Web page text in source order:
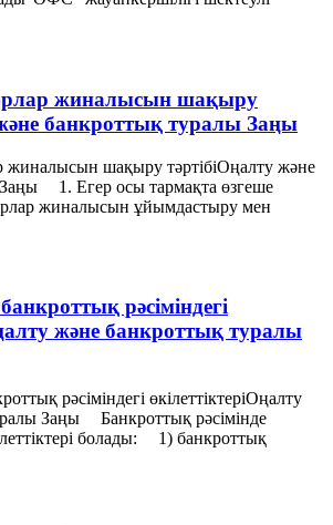
жиналысын шақыру
банкроттық туралы Заңы
жиналысын шақыру тәртібіОңалту және
1. Егер осы тармақта өзгеше
жиналысын ұйымдастыру мен
рәсіміндегі
және банкроттық туралы
рәсіміндегі өкiлеттiктерiОңалту
Заңы Банкроттық рәсімінде
болады: 1) банкроттық